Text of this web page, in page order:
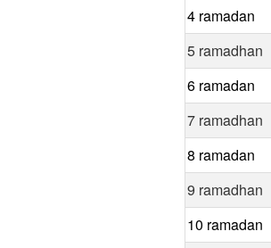
4 ramadan
5 ramadhan
6 ramadan
7 ramadhan
8 ramadan
9 ramadhan
10 ramadan